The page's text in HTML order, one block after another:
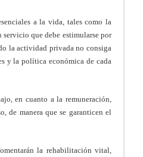
a la vida, tales como la
que debe estimularse por
la actividad privada no consiga
y la política económica de cada
en cuanto a la remuneración,
de manera que se garanticen el
la rehabilitación vital,